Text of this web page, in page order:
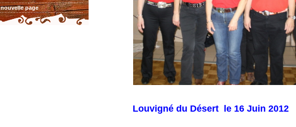
nouvelle page
Louvigné du Désert le 16 Juin 2012